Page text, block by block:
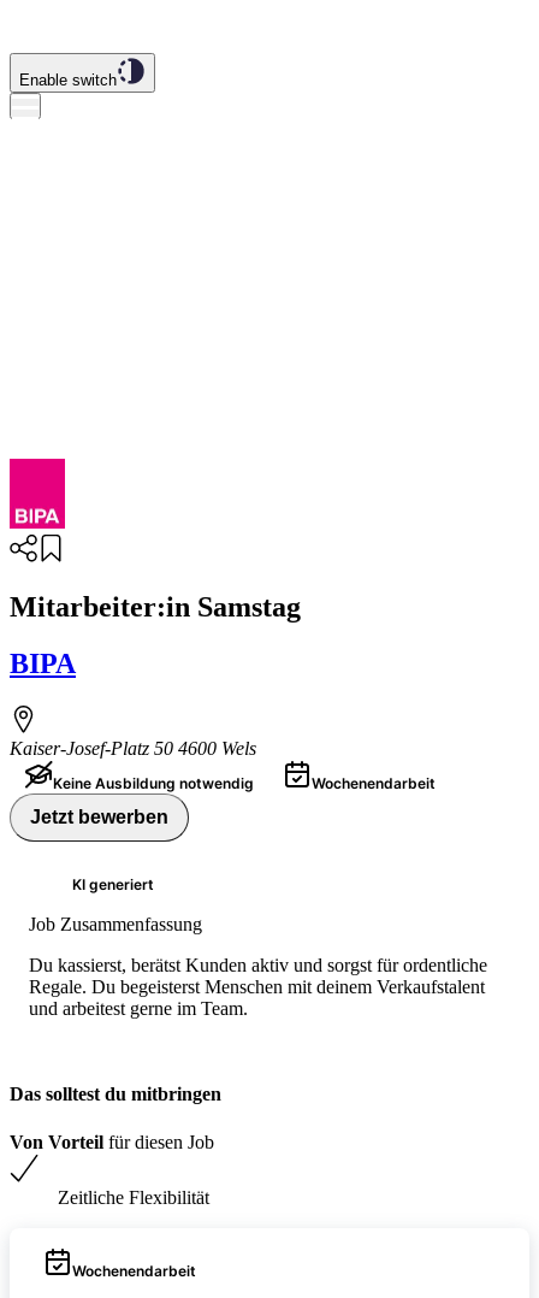
Enable switch
Mitarbeiter:in Samstag
BIPA
Kaiser-Josef-Platz 50 4600 Wels
Keine Ausbildung notwendig Wochenendarbeit
Jetzt bewerben
KI generiert
Job Zusammenfassung
Du kassierst, berätst Kunden aktiv und sorgst für ordentliche
Regale. Du begeisterst Menschen mit deinem Verkaufstalent
und arbeitest gerne im Team.
Das solltest du mitbringen
Von Vorteil für diesen Job
Zeitliche Flexibilität
Wochenendarbeit